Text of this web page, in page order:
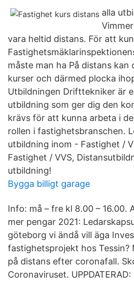
alla
vara heltid distans. För att
måste man ha På distans kan
kurser och därmed plocka
Utbildningen Drifttekniker är
utbildning som ger dig den
krävs för att kunna arbeta i
rollen i fastighetsbranschen.
utbildning inom - Fastighet /
Fastighet / VVS,
utbildning!
Bygga billigt garage
Info: må – fre kl 8.00 – 16.00.
mer pengar 2021:
göteborg vi ändå vill äga
fastighetsprojekt hos Tessin?
på distans efter coronafall.
Coronaviruset.